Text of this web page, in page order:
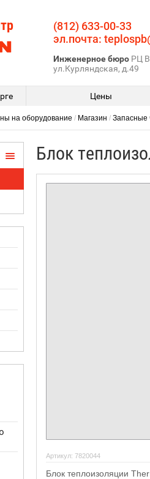
(812) 633-00-33
эл.почта:
Инженерное бюро РЦ
ул.Курляндская, д.49
Цены
на оборудование / Магазин / Запасные
Блок
Артикул: 7820044
Блок теплоизоляции